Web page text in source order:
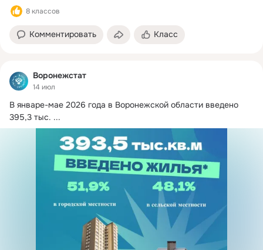
8 классов
Комментировать Класс
Воронежстат
14 июл
В январе-мае 2026 года в Воронежской области введено
395,3 тыс. ...